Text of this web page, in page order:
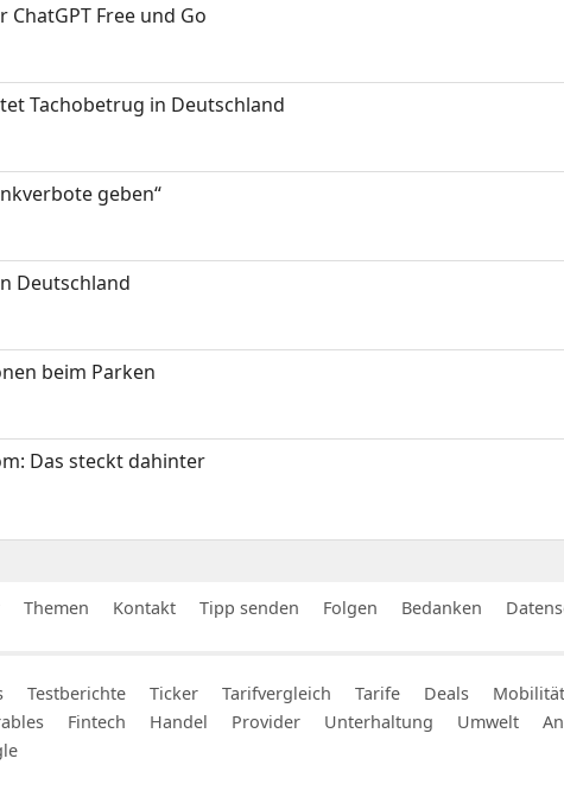
ChatGPT Free und Go
Tachobetrug in Deutschland
geben“
Deutschland
beim Parken
Das steckt dahinter
Themen Kontakt Tipp senden Folgen Bedanken
Testberichte Ticker Tarifvergleich Tarife Deals Mobilität
Fintech Handel Provider Unterhaltung Umwelt